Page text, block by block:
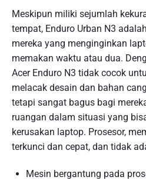
Meskipun miliki sejumlah
tempat, Enduro Urban N3
mereka yang menginginkan
memakan waktu atau dua.
Acer Enduro N3 tidak cocok
melacak desain dan bahan
tetapi sangat bagus bagi
ruangan dalam situasi yang
kerusakan laptop. Prosesor,
terkunci dan cepat, dan tidak
Mesin bergantung pada